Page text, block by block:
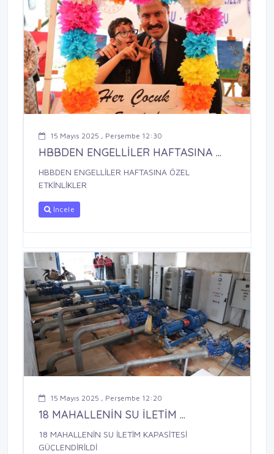
15 Mayıs 2025 , Perşembe 12:30
HBBDEN ENGELLİLER HAFTASINA ...
HBBDEN ENGELLİLER HAFTASINA ÖZEL
ETKİNLİKLER
İncele
15 Mayıs 2025 , Perşembe 12:20
18 MAHALLENİN SU İLETİM ...
18 MAHALLENİN SU İLETİM KAPASİTESİ
GÜÇLENDİRİLDİ